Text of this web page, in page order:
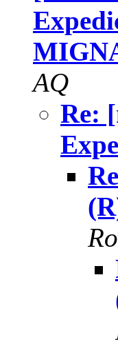
AQ
Re: